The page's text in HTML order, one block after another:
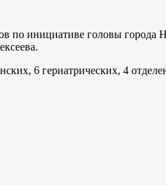
по инициативе головы города
6 гериатрических, 4